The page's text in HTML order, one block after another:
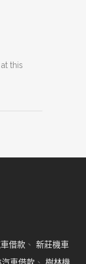
this
借款 、 新莊機車